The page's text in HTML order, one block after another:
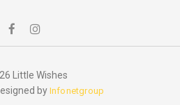
Little Wishes
by Infonetgroup